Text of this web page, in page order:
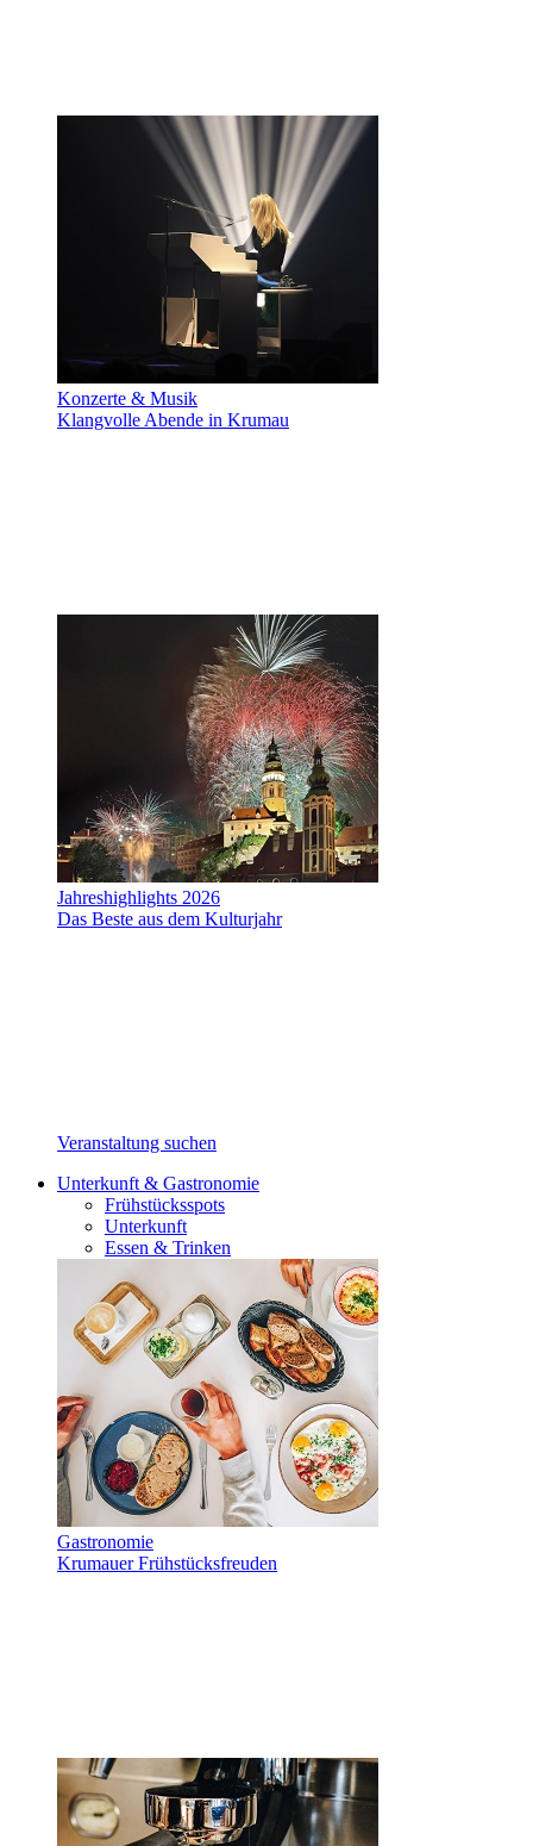
Konzerte & Musik
Klangvolle Abende in Krumau
Jahreshighlights 2026
Das Beste aus dem Kulturjahr
Veranstaltung suchen
Unterkunft & Gastronomie
Frühstücksspots
Unterkunft
Essen & Trinken
Gastronomie
Krumauer Frühstücksfreuden